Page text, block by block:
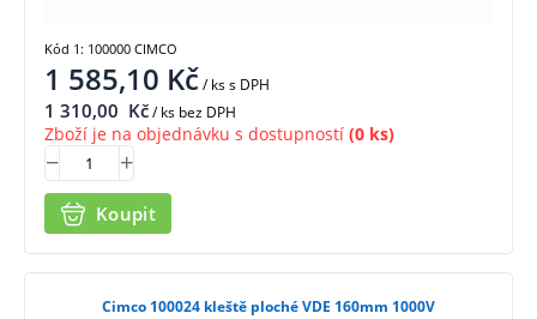
1 585,10 Kč/ kss DPH
1 310,00 Kč/ ks bez DPH
Zboží je na objednávku s dostupností (0 ks)
Koupit
Kód 1: 100000 CIMCO
Cimco 100024 kleště ploché VDE 160mm 1000V